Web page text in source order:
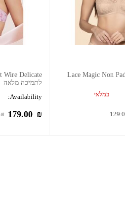
Lace Magic Non
במלאי
לתמיכה מלאה
Availability:
₪ 179.00 ₪